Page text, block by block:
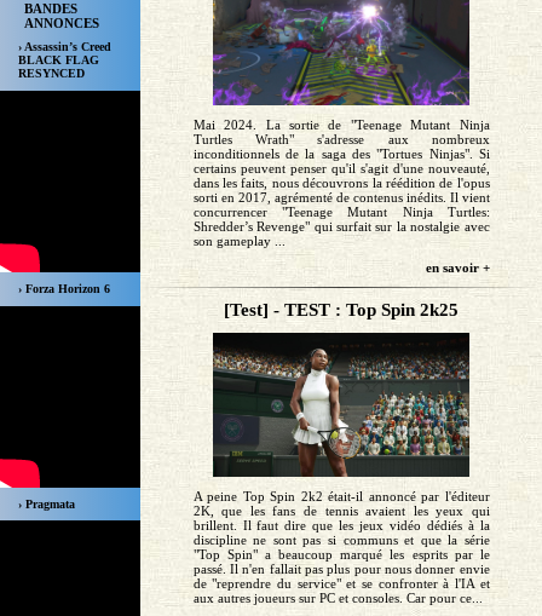
BANDES
ANNONCES
› Assassin’s Creed
BLACK FLAG
RESYNCED
› Forza Horizon 6
› Pragmata
Mai 2024. La sortie de "Teenage Mutant Ninja
Turtles Wrath" s'adresse aux nombreux
inconditionnels de la saga des "Tortues Ninjas". Si
certains peuvent penser qu'il s'agit d'une nouveauté,
dans les faits, nous découvrons la réédition de l'opus
sorti en 2017, agrémenté de contenus inédits. Il vient
concurrencer "Teenage Mutant Ninja Turtles:
Shredder’s Revenge" qui surfait sur la nostalgie avec
son gameplay ...
en savoir +
[Test] - TEST : Top Spin 2k25
A peine Top Spin 2k2 était-il annoncé par l'éditeur
2K, que les fans de tennis avaient les yeux qui
brillent. Il faut dire que les jeux vidéo dédiés à la
discipline ne sont pas si communs et que la série
"Top Spin" a beaucoup marqué les esprits par le
passé. Il n'en fallait pas plus pour nous donner envie
de "reprendre du service" et se confronter à l'IA et
aux autres joueurs sur PC et consoles. Car pour ce...